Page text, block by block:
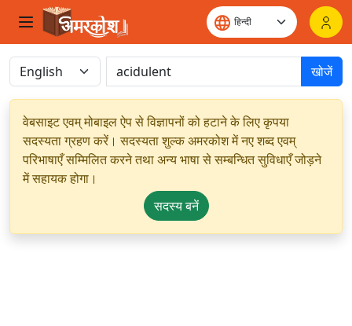
खोजें
वेबसाइट एवम् मोबाइल ऐप से विज्ञापनों को हटाने के लिए कृपया
सदस्यता ग्रहण करें। सदस्यता शुल्क अमरकोश में नए शब्द एवम्
परिभाषाएँ सम्मिलित करने तथा अन्य भाषा से सम्बन्धित सुविधाएँ जोड़ने
में सहायक होगा।
सदस्य बनें